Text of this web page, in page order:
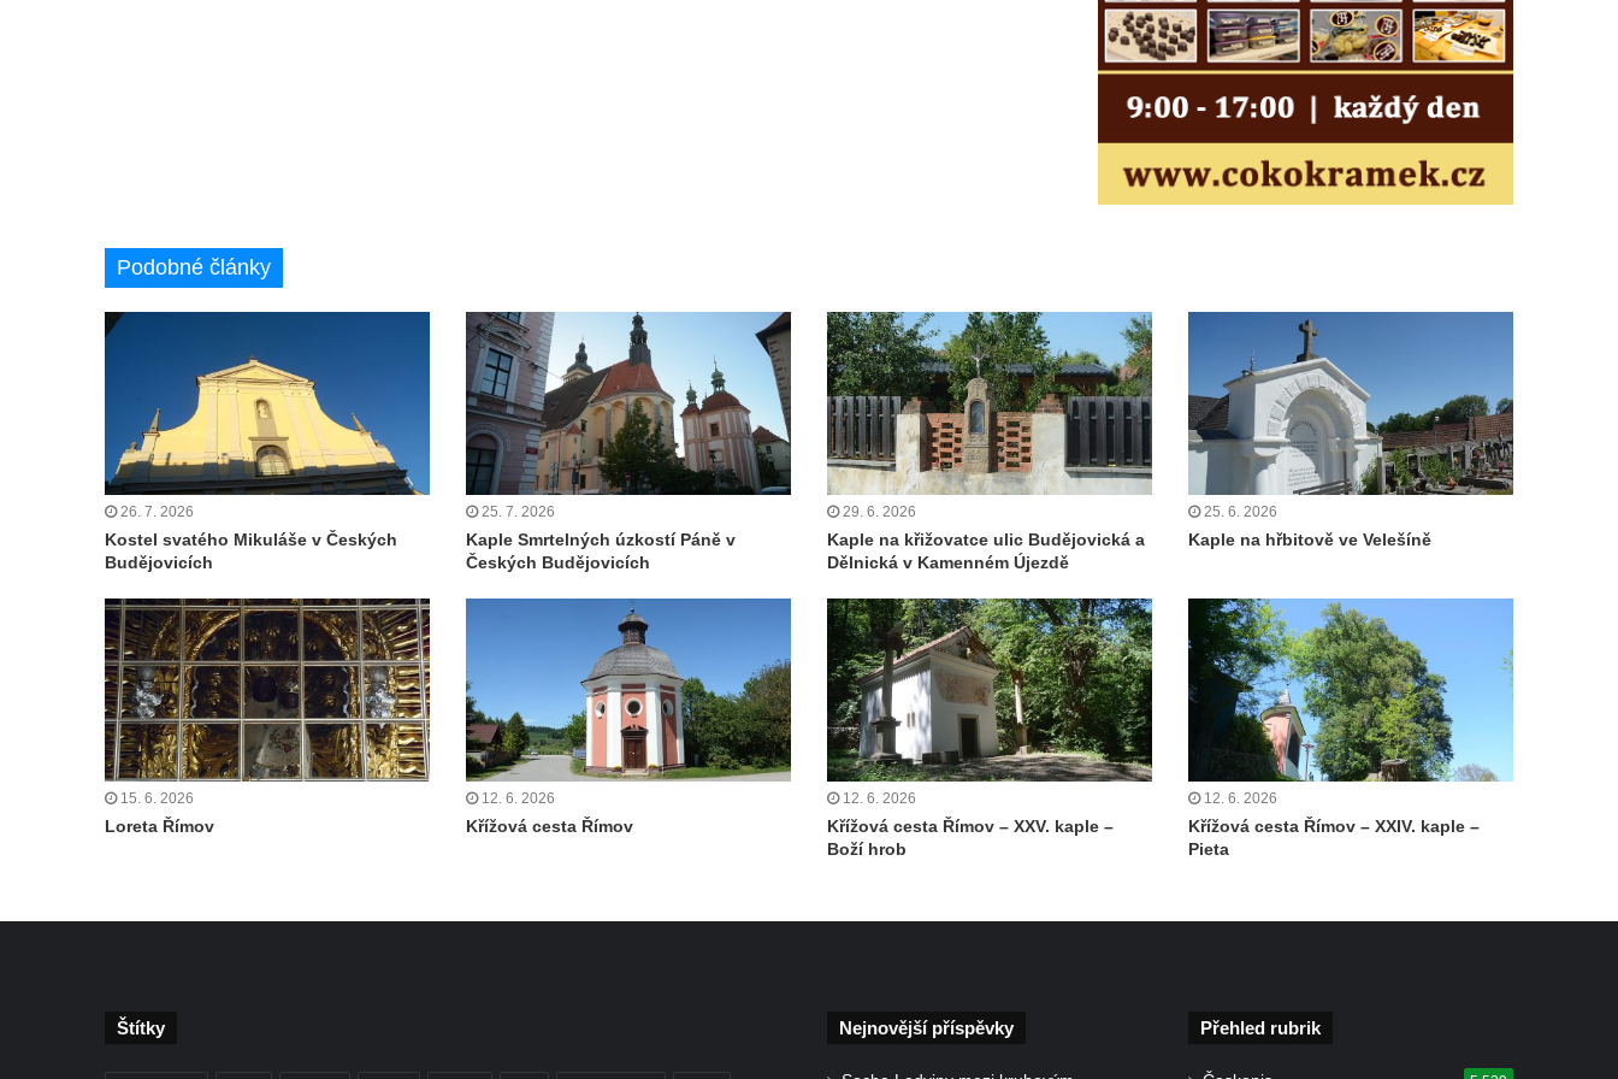
Křížová cesta Římov – VIII. kaple – Kristus
Jidášovo
Křížová cesta Římov – VI. kaple – Olivetská
hora (Getsemanská zahrada)
Křížová cesta Římov – V. kaple – Smutná
duše
Křížová cesta Římov – IV. kaple – Pustá ves
brána
Křížová cesta Římov – II. kaple – Poslední
večeře Páně
Křížová cesta Římov – I. kaple – Loučení
Ježíše s Pannou Marií
Márnice na hřbitově v Římově
Kaple v Horním Třeboníně
Podobné články
26. 7. 2026
Kostel svatého Mikuláše v Českých
Budějovicích
25. 7. 2026
Kaple Smrtelných úzkostí Páně v
Českých Budějovicích
29. 6. 2026
Kaple na křižovatce ulic Budějovická a
Dělnická v Kamenném Újezdě
25. 6. 2026
Kaple na hřbitově ve Velešíně
15. 6. 2026
Loreta Římov
12. 6. 2026
Křížová cesta Římov
12. 6. 2026
Křížová cesta Římov – XXV. kaple –
Boží hrob
12. 6. 2026
Křížová cesta Římov – XXIV. kaple –
Pieta
Štítky Nejnovější příspěvky Přehled rubrik